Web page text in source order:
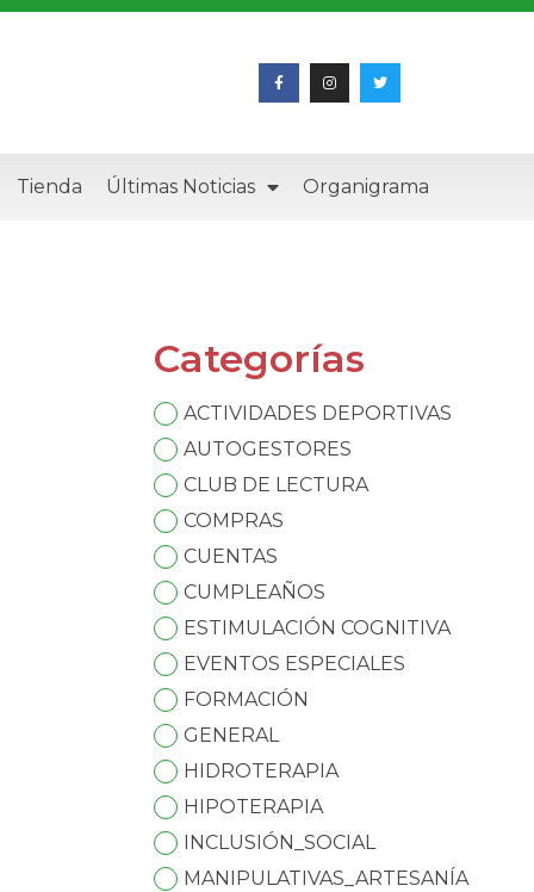
Tienda Últimas Noticias Organigrama
Categorías
ACTIVIDADES DEPORTIVAS
AUTOGESTORES
CLUB DE LECTURA
COMPRAS
CUENTAS
CUMPLEAÑOS
ESTIMULACIÓN COGNITIVA
EVENTOS ESPECIALES
FORMACIÓN
GENERAL
HIDROTERAPIA
HIPOTERAPIA
INCLUSIÓN_SOCIAL
MANIPULATIVAS_ARTESANÍA